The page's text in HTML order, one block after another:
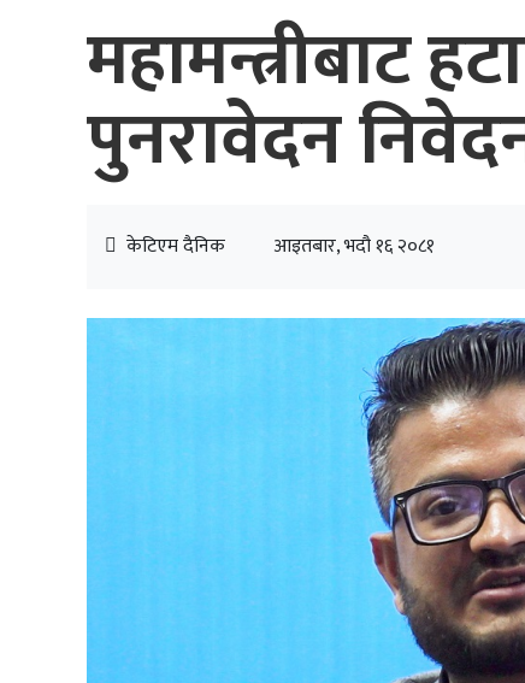
महामन्त्रीबाट
पुनरावेदन
केटिएम दैनिक आइतबार, भदौ १६ २०८१